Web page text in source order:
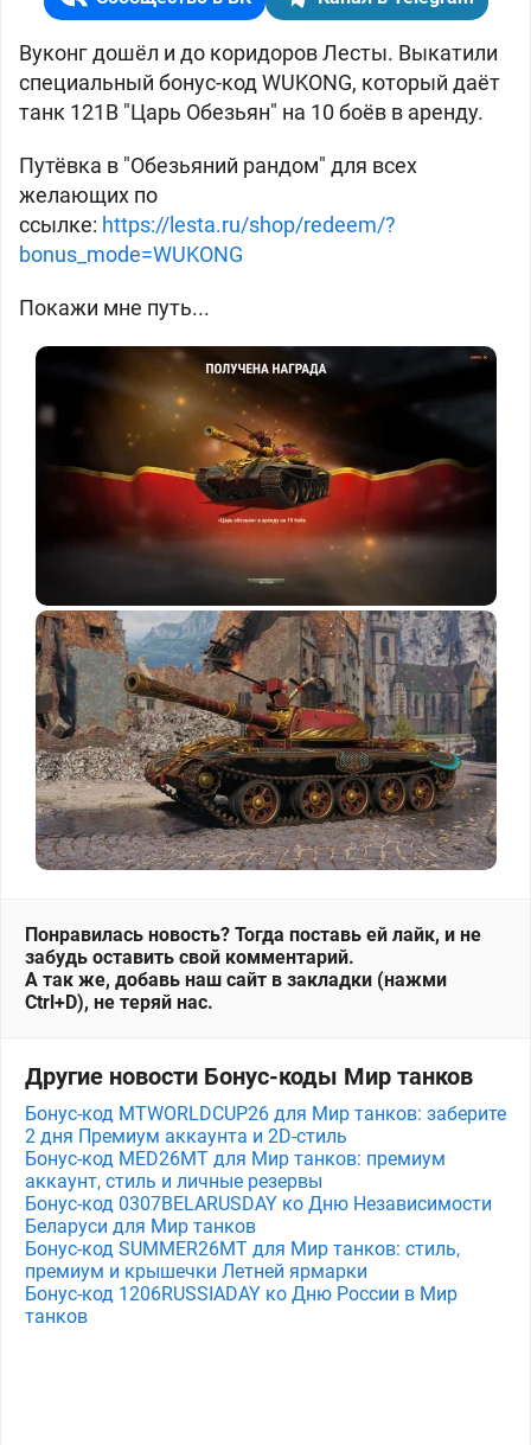
Вуконг дошёл и до коридоров Лесты. Выкатили
специальный бонус-код WUKONG, который даёт
танк 121B "Царь Обезьян" на 10 боёв в аренду.
Путёвка в "Обезьяний рандом" для всех
желающих по
ссылке: https://lesta.ru/shop/redeem/?
bonus_mode=WUKONG
Покажи мне путь...
Понравилась новость? Тогда поставь ей лайк, и не
забудь оставить свой комментарий.
А так же, добавь наш сайт в закладки (нажми
Ctrl+D), не теряй нас.
Другие новости Бонус-коды Мир танков
Бонус-код MTWORLDCUP26 для Мир танков: заберите
2 дня Премиум аккаунта и 2D-стиль
Бонус-код MED26MT для Мир танков: премиум
аккаунт, стиль и личные резервы
Бонус-код 0307BELARUSDAY ко Дню Независимости
Беларуси для Мир танков
Бонус-код SUMMER26MT для Мир танков: стиль,
премиум и крышечки Летней ярмарки
Бонус-код 1206RUSSIADAY ко Дню России в Мир
танков